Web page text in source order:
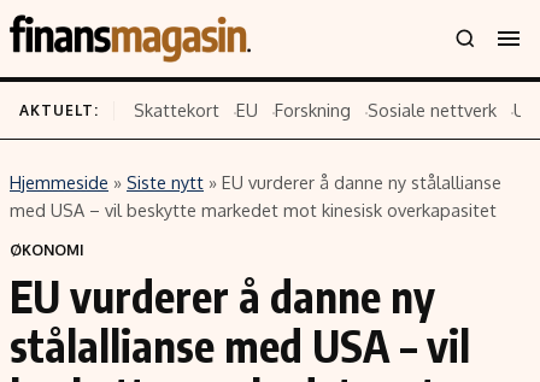
Innhold
Siste nytt
Eiendom
Energi og klima
Finans
Emner
Økonomi
Politikk
Selskaper
AKTUELT: Skattekort EU Forskning Sosiale nettverk
Hjemmeside » Siste nytt » EU vurderer å danne ny stålallianse
med USA – vil beskytte markedet mot kinesisk overkapasitet
ØKONOMI
EU vurderer å danne ny
stålallianse med USA – vil